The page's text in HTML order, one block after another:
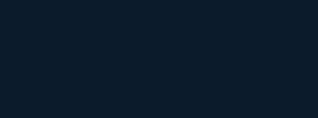
란 단일모가 불규칙하게 나 있고, 뒤로 갈수록 점차 굵은 2~3개
낭 단위로 분류합니다. 그리고 헤어라인 가장 앞부분에는 가장
다. 이러한 디테일이 수술 후 결과의 완성도를 결정짓습니다.